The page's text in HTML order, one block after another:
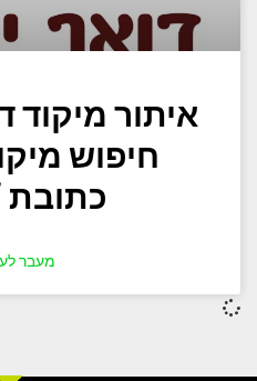
איתור מיקוד
חיפוש
כתובת
מעבר